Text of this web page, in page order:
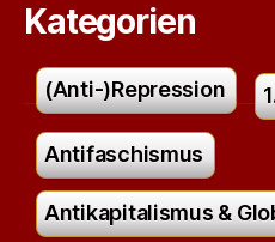
Kategorien
(Anti-)Repression
Antifaschismus
Antikapitalismus &